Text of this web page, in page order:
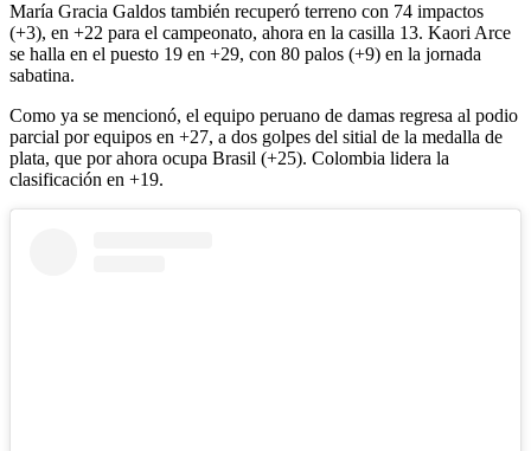
María Gracia Galdos también recuperó terreno con 74 impactos
(+3), en +22 para el campeonato, ahora en la casilla 13. Kaori Arce
se halla en el puesto 19 en +29, con 80 palos (+9) en la jornada
sabatina.
Como ya se mencionó, el equipo peruano de damas regresa al podio
parcial por equipos en +27, a dos golpes del sitial de la medalla de
plata, que por ahora ocupa Brasil (+25). Colombia lidera la
clasificación en +19.